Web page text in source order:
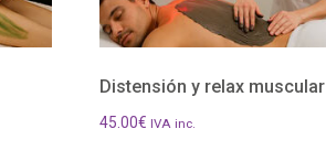
Distensión y relax muscular
45.00€ IVA inc.